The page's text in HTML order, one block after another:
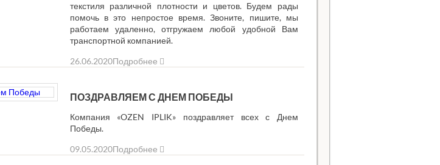
текстиля различной плотности и цветов. Будем рады
помочь в это непростое время. Звоните, пишите, мы
работаем удаленно, отгружаем любой удобной Вам
транспортной компанией.
26.06.2020Подробнее
ПОЗДРАВЛЯЕМ С ДНЕМ ПОБЕДЫ
Компания «OZEN IPLIK» поздравляет всех с Днем
Победы.
09.05.2020Подробнее